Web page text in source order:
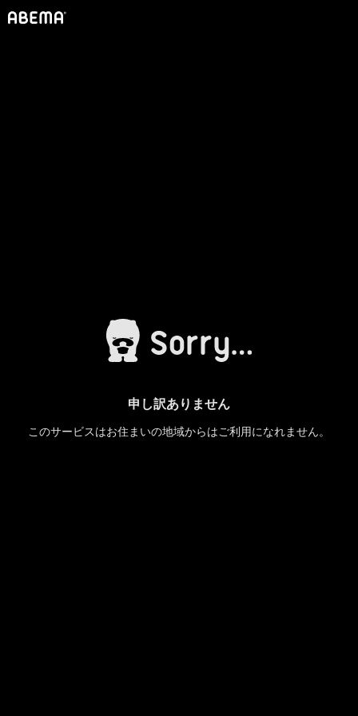
申し訳ありません
このサービスはお住まいの地域からはご利用になれません。